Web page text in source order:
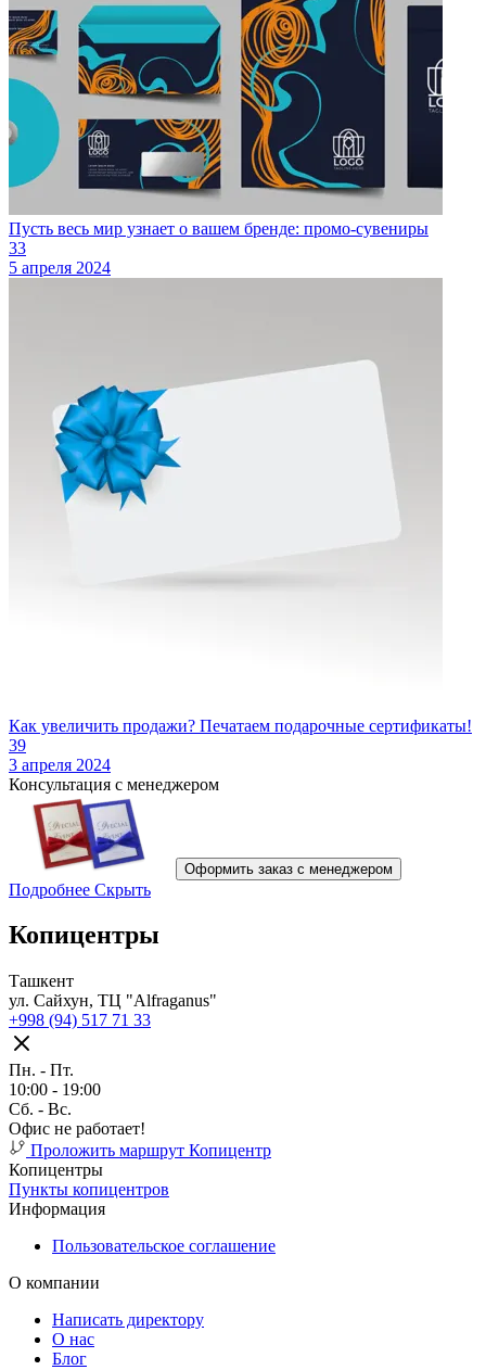
Пусть весь мир узнает о вашем бренде: промо-сувениры
33
5 апреля 2024
Как увеличить продажи? Печатаем подарочные сертификаты!
39
3 апреля 2024
Консультация с менеджером
Оформить заказ с менеджером
Подробнее Скрыть
Копицентры
Ташкент
ул. Сайхун, ТЦ "Alfraganus"
+998 (94) 517 71 33
Пн. - Пт.
10:00 - 19:00
Cб. - Вс.
Офис не работает!
Проложить маршрут Копицентр
Копицентры
Пункты копицентров
Информация
Пользовательское соглашение
О компании
Написать директору
О нас
Блог